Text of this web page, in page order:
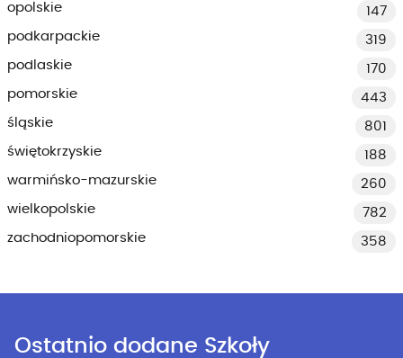
opolskie
147
podkarpackie
319
podlaskie
170
pomorskie
443
śląskie
801
świętokrzyskie
188
warmińsko-mazurskie
260
wielkopolskie
782
zachodniopomorskie
358
Ostatnio dodane Szkoły